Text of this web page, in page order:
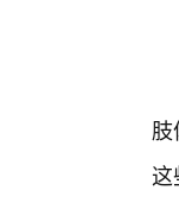
这